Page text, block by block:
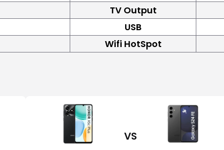
TV Output
USB
Wifi HotSpot
VS